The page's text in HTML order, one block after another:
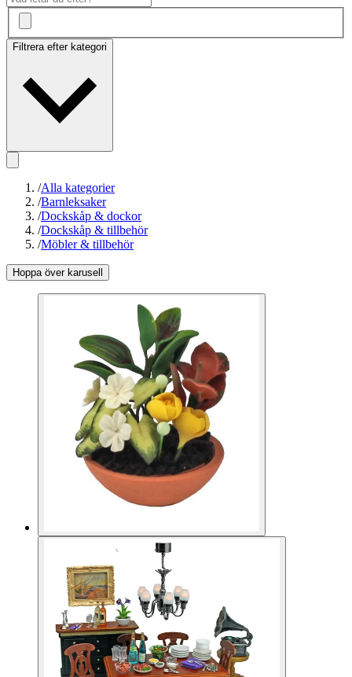
Filtrera efter kategori
/Alla kategorier
/Barnleksaker
/Dockskåp & dockor
/Dockskåp & tillbehör
/Möbler & tillbehör
Hoppa över karusell